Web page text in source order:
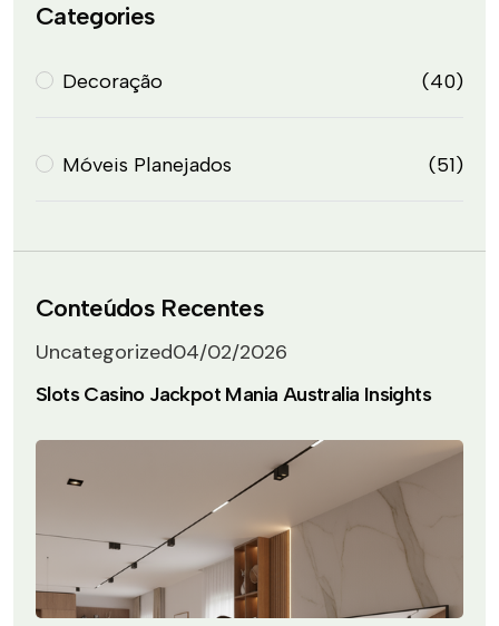
Categories
Decoração (40)
Móveis Planejados (51)
Conteúdos Recentes
Uncategorized04/02/2026
Slots Casino Jackpot Mania Australia Insights